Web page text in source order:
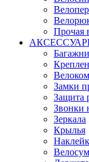
Прочая
Замки
Защита
Звонки
Зеркала
Крылья